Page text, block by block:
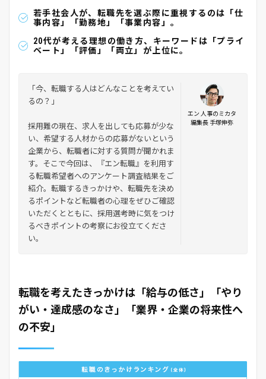
若手社会人が、転職先を選ぶ際に重視するのは「仕
事内容」「勤務地」「事業内容」。
20代が考える理想の働き方、キーワードは「プライ
ベート」「評価」「両立」が上位に。
「今、転職する人はどんなことを考えてい
るの？」
採用難の現在、求人を出しても応募が少な
い、希望する人材からの応募がないという
企業から、転職者に対する質問が聞かれま
す。そこで今回は、『エン転職』を利用す
る転職希望者へのアンケート調査結果をご
紹介。転職するきっかけや、転職先を決め
るポイントなど転職者の心理をぜひご確認
いただくとともに、採用選考時に気をつけ
るべきポイントの考察にお役立てくださ
い。
エン 人事のミカタ
編集長 手塚伸弥
転職を考えたきっかけは「給与の低さ」「やり
がい・達成感のなさ」「業界・企業の将来性へ
の不安」